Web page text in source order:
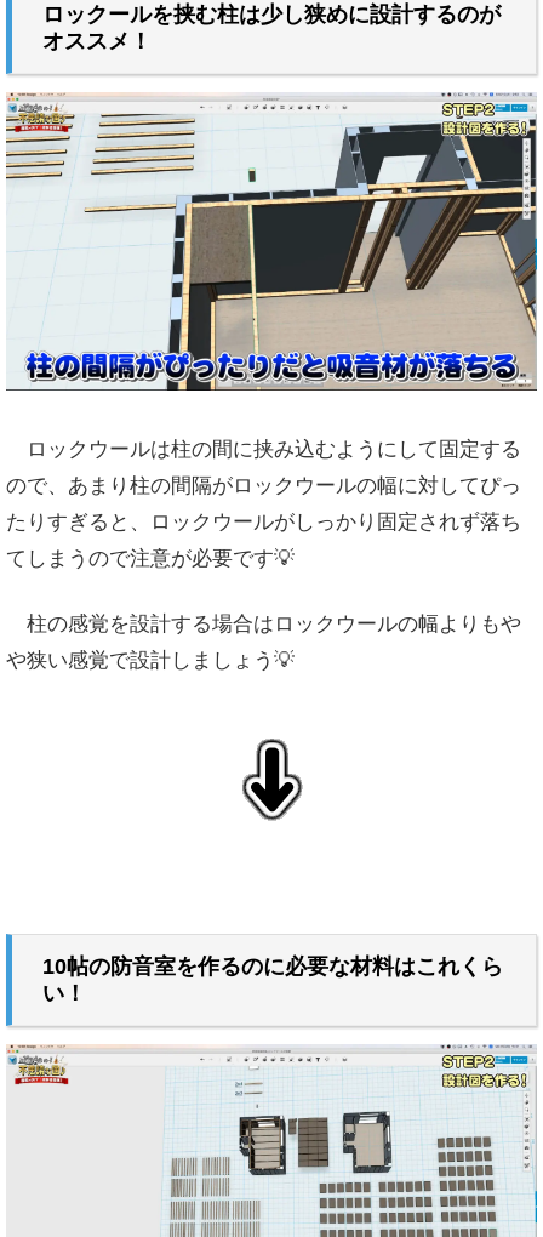
ロックールを挟む柱は少し狭めに設計するのが
オススメ！
ロックウールは柱の間に挟み込むようにして固定する
ので、あまり柱の間隔がロックウールの幅に対してぴっ
たりすぎると、ロックウールがしっかり固定されず落ち
てしまうので注意が必要です💡
柱の感覚を設計する場合はロックウールの幅よりもや
や狭い感覚で設計しましょう💡
↓
10帖の防音室を作るのに必要な材料はこれくら
い！